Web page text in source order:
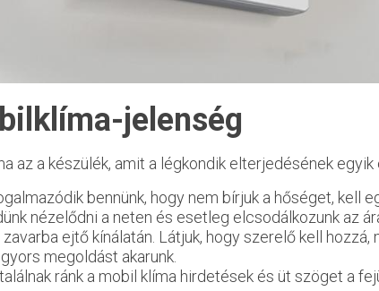
jelenség
az a készülék, amit a légkondik elterjedésének
bennünk, hogy nem bírjuk a hőséget, kell
nézelődni a neten és esetleg elcsodálkozunk az
ejtő kínálatán. Látjuk, hogy szerelő kell hozzá,
megoldást akarunk.
ránk a mobil klíma hirdetések és üt szöget a